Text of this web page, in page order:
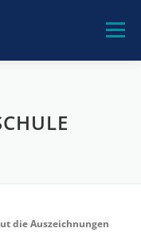
Menü
die Auszeichnungen